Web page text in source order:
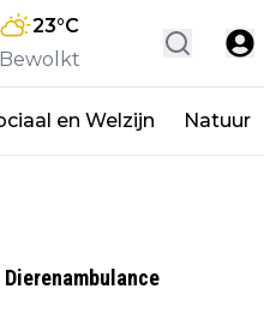
23°C
Bewolkt
en Welzijn Natuur